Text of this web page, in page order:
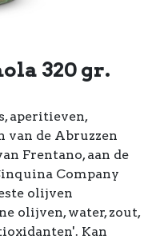
320 gr.
aperitieven,
van de Abruzzen
Frentano, aan de
Company
olijven
olijven, water, zout,
Kan